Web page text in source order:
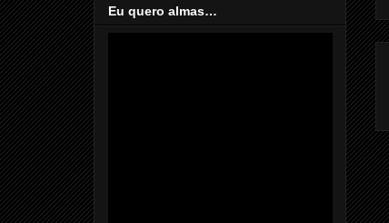
Eu quero almas…